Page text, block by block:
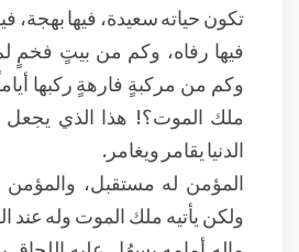
تكون حياته سعيدة، فيها بهجة،
فيها رفاه، وكم من بيتٍ فخمٍ
وكم من مركبةٍ فارهةٍ ركبها
ملك الموت؟! هذا الذي
الدنيا يقامر ويغامر.
المؤمن له مستقبل، والمؤمن
ولكن يأتيه ملك الموت وله عند